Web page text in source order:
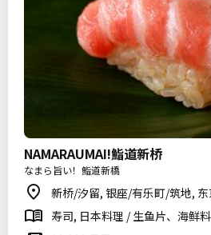
NAMARAUMAI!鮨道新桥
なまら旨い！鮨道新橋
新桥/汐留, 银座/有乐町/筑地, 东
寿司, 日本料理 / 生鱼片、海鲜